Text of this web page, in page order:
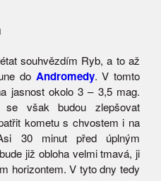
souhvězdím Ryb, a to až
do Andromedy. V tomto
jasnost okolo 3 – 3,5 mag.
se však budou zlepšovat
kometu s chvostem i na
30 minut před úplným
již obloha velmi tmavá, ji
horizontem. V tyto dny tedy